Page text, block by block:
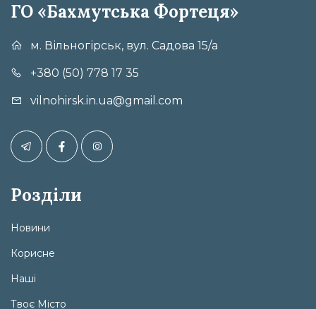
ГО «Бахмутська Фортеця»
м. Вільногірськ, вул. Садова 15/а
+380 (50) 778 17 35
vilnohirsk.in.ua@gmail.com
Розділи
Новини
Корисне
Наші
Твоє Місто